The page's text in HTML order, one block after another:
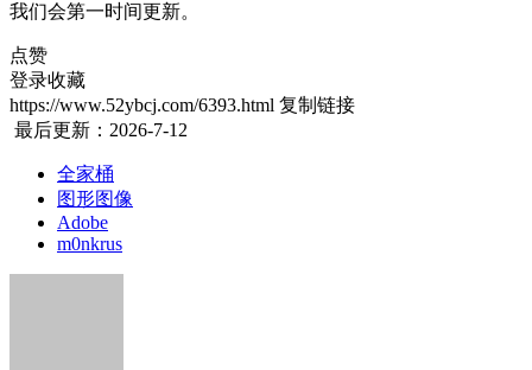
我们会第一时间更新。
点赞
登录收藏
https://www.52ybcj.com/6393.html 复制链接
最后更新：2026-7-12
全家桶
图形图像
Adobe
m0nkrus